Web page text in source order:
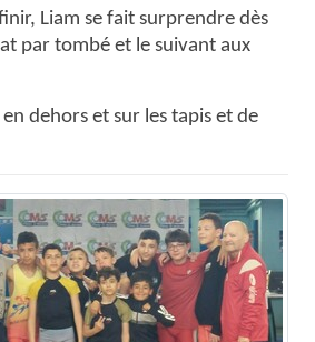
Liam se fait surprendre dès
par tombé et le suivant aux
dehors et sur les tapis et de